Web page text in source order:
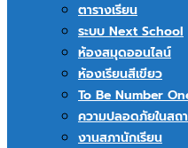
ตารางเรียน
ระบบ Next School
ห้องสมุดออนไลน์
ห้องเรียนสีเขียว
To Be Number
ความปลอดภัยในส
งานสภานักเรียน